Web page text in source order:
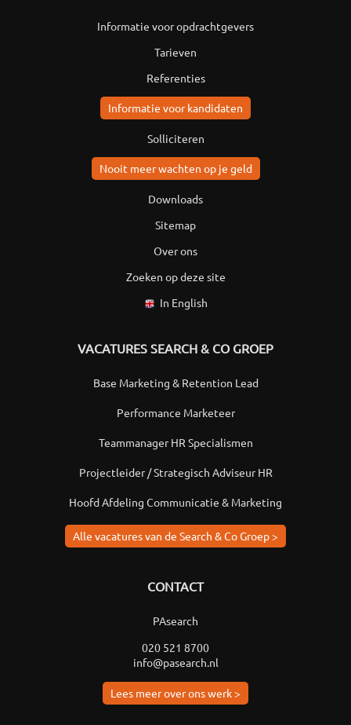
Informatie voor opdrachtgevers
Tarieven
Referenties
Informatie voor kandidaten
Solliciteren
Nooit meer wachten op je geld
Downloads
Sitemap
Over ons
Zoeken op deze site
In English
VACATURES SEARCH & CO GROEP
Base Marketing & Retention Lead
Performance Marketeer
Teammanager HR Specialismen
Projectleider / Strategisch Adviseur HR
Hoofd Afdeling Communicatie & Marketing
Alle vacatures van de Search & Co Groep >
CONTACT
PAsearch
020 521 8700
info@pasearch.nl
Lees meer over ons werk >